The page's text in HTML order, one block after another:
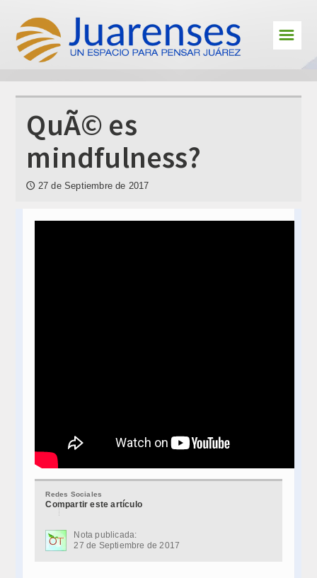
Cultura
Deportes
En primera persona
Personajes
Educación
☰
QuÃ© es
mindfulness?
🕔 27 de Septiembre de 2017
Redes Sociales
Compartir este artículo
Nota publicada:
27 de Septiembre de 2017